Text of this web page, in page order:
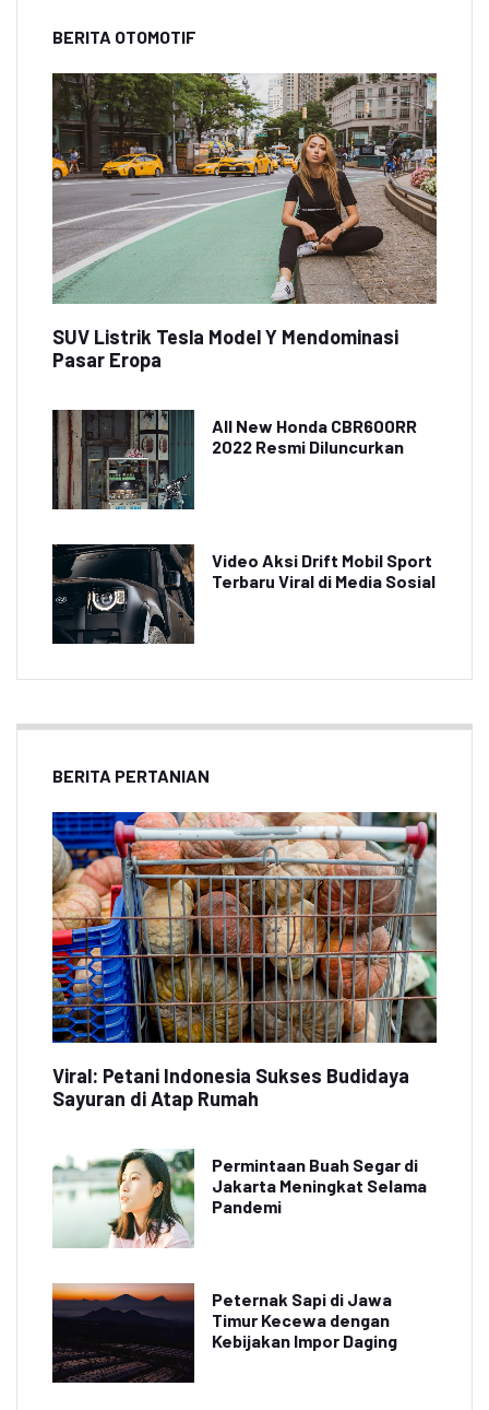
BERITA OTOMOTIF
SUV Listrik Tesla Model Y Mendominasi
Pasar Eropa
All New Honda CBR600RR
2022 Resmi Diluncurkan
Video Aksi Drift Mobil Sport
Terbaru Viral di Media Sosial
BERITA PERTANIAN
Viral: Petani Indonesia Sukses Budidaya
Sayuran di Atap Rumah
Permintaan Buah Segar di
Jakarta Meningkat Selama
Pandemi
Peternak Sapi di Jawa
Timur Kecewa dengan
Kebijakan Impor Daging